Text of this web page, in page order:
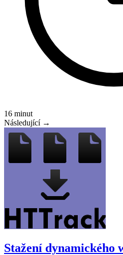
16 minut
Následující →
Stažení dynamického